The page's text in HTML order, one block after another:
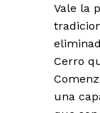
Vale la
Cerro
una